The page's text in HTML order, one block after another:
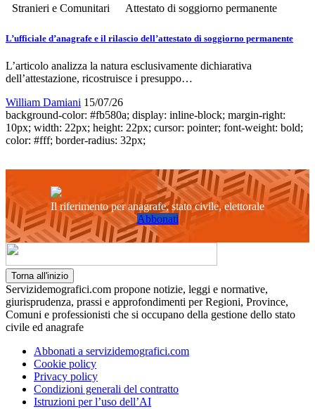
Stranieri e Comunitari Attestato di soggiorno permanente
L’ufficiale d’anagrafe e il rilascio dell’attestato di soggiorno permanente
L’articolo analizza la natura esclusivamente dichiarativa
dell’attestazione, ricostruisce i presuppo…
William Damiani 15/07/26
background-color: #fb580a; display: inline-block; margin-right:
10px; width: 22px; height: 22px; cursor: pointer; font-weight: bold;
color: #fff; border-radius: 32px;
Il riferimento per anagrafe, stato civile, elettorale
Abbonati
Torna all'inizio
Servizidemografici.com propone notizie, leggi e normative,
giurisprudenza, prassi e approfondimenti per Regioni, Province,
Comuni e professionisti che si occupano della gestione dello stato
civile ed anagrafe
Abbonati a servizidemografici.com
Cookie policy
Privacy policy
Condizioni generali del contratto
Istruzioni per l’uso dell’AI